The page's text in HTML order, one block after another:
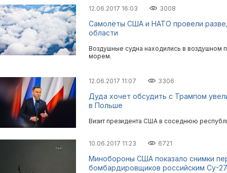
12.06.2017 16:03 3008
Самолёты США и НАТО провели
области
Воздушные судна находились в воздушном
морем.
12.06.2017 11:07 3306
Дуда хочет обсудить с Трампом
в Польше
Визит президента США в соседнюю
10.06.2017 11:23 6721
Минобороны США показало снимки
бомбардировщиков российским Су-